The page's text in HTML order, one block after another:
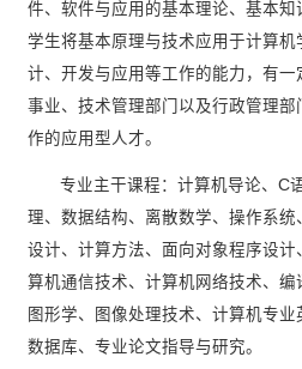
件、软件与应用的基本理论、基本
学生将基本原理与技术应用于计算
计、开发与应用等工作的能力，有一
事业、技术管理部门以及行政管理
作的应用型人才。
专业主干课程：计算机导论、C
理、数据结构、离散数学、操作系
设计、计算方法、面向对象程序设
算机通信技术、计算机网络技术、
图形学、图像处理技术、计算机专
数据库、专业论文指导与研究。